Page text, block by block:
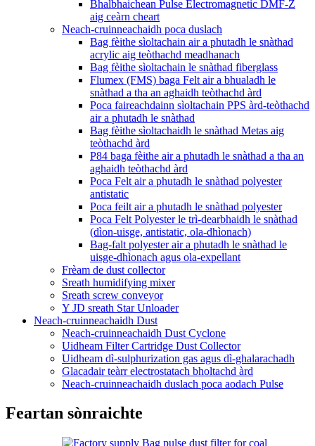
Bhalbhaichean Pulse Electromagnetic DMF-Z
aig ceàrn cheart
Neach-cruinneachaidh poca duslach
Bag fèithe sìoltachain air a phutadh le snàthad
acrylic aig teòthachd meadhanach
Bag fèithe sìoltachain le snàthad fiberglass
Flumex (FMS) baga Felt air a bhualadh le
snàthad a tha an aghaidh teòthachd àrd
Poca faireachdainn sìoltachain PPS àrd-teòthachd
air a phutadh le snàthad
Bag fèithe sìoltachaidh le snàthad Metas aig
teòthachd àrd
P84 baga fèithe air a phutadh le snàthad a tha an
aghaidh teòthachd àrd
Poca Felt air a phutadh le snàthad polyester
antistatic
Poca feilt air a phutadh le snàthad polyester
Poca Felt Polyester le trì-dearbhaidh le snàthad
(dìon-uisge, antistatic, ola-dhìonach)
Bag-falt polyester air a phutadh le snàthad le
uisge-dhìonach agus ola-expellant
Frèam de dust collector
Sreath humidifying mixer
Sreath screw conveyor
Y JD sreath Star Unloader
Neach-cruinneachaidh Dust
Neach-cruinneachaidh Dust Cyclone
Uidheam Filter Cartridge Dust Collector
Uidheam dì-sulphurization gas agus dì-ghalarachadh
Glacadair teàrr electrostatach bholtachd àrd
Neach-cruinneachaidh duslach poca aodach Pulse
Feartan sònraichte